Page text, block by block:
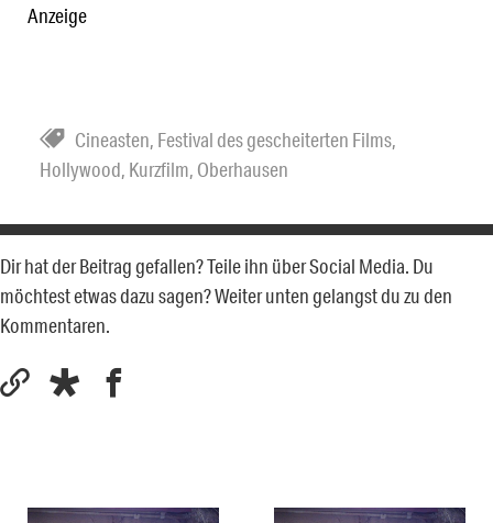
Anzeige
Cineasten, Festival des gescheiterten Films,
Hollywood, Kurzfilm, Oberhausen
Dir hat der Beitrag gefallen? Teile ihn über Social Media. Du
möchtest etwas dazu sagen? Weiter unten gelangst du zu den
Kommentaren.